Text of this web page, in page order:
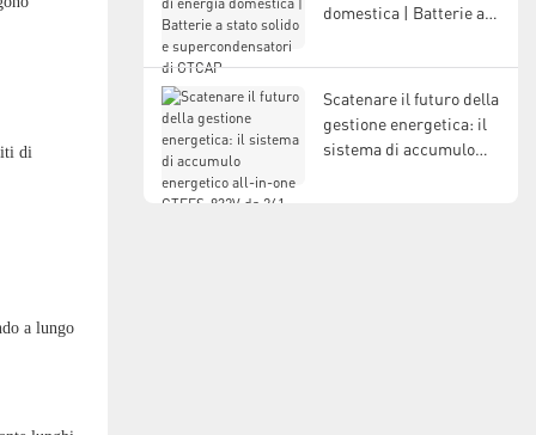
di
a lungo
domestica | Batterie a
supercondensatori di
Scatenare il futuro della
gestione energetica: il
sistema di accumulo